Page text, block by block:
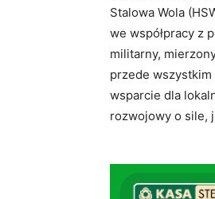
Stalowa Wola
we współpracy z
militarny,
przede
wsparcie dla
rozwojowy o sile,